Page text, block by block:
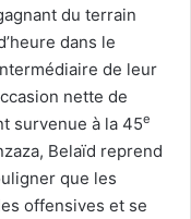
du terrain
dans le
de leur
nette de
survenue à la 45e
Belaïd reprend
que les
offensives et se